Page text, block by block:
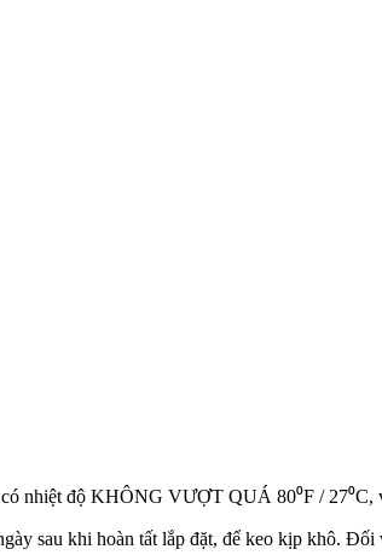
nhiệt độ KHÔNG VƯỢT QUÁ 80⁰F / 27⁰C,
sau khi hoàn tất lắp đặt, để keo kịp khô.